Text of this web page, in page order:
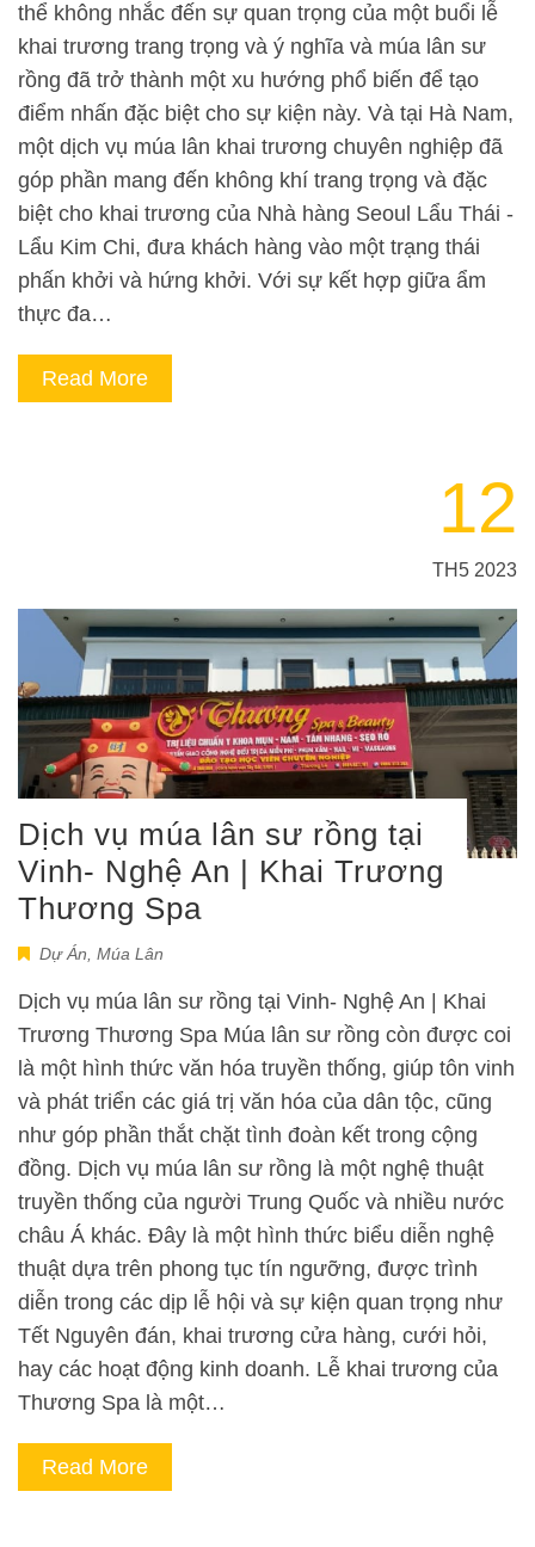
thể không nhắc đến sự quan trọng của một buổi lễ
khai trương trang trọng và ý nghĩa và múa lân sư
rồng đã trở thành một xu hướng phổ biến để tạo
điểm nhấn đặc biệt cho sự kiện này. Và tại Hà Nam,
một dịch vụ múa lân khai trương chuyên nghiệp đã
góp phần mang đến không khí trang trọng và đặc
biệt cho khai trương của Nhà hàng Seoul Lẩu Thái -
Lẩu Kim Chi, đưa khách hàng vào một trạng thái
phấn khởi và hứng khởi. Với sự kết hợp giữa ẩm
thực đa…
Read More
12
TH5 2023
Dịch vụ múa lân sư rồng tại
Vinh- Nghệ An | Khai Trương
Thương Spa
Dự Án Múa Lân
Dịch vụ múa lân sư rồng tại Vinh- Nghệ An | Khai
Trương Thương Spa Múa lân sư rồng còn được coi
là một hình thức văn hóa truyền thống, giúp tôn vinh
và phát triển các giá trị văn hóa của dân tộc, cũng
như góp phần thắt chặt tình đoàn kết trong cộng
đồng. Dịch vụ múa lân sư rồng là một nghệ thuật
truyền thống của người Trung Quốc và nhiều nước
châu Á khác. Đây là một hình thức biểu diễn nghệ
thuật dựa trên phong tục tín ngưỡng, được trình
diễn trong các dịp lễ hội và sự kiện quan trọng như
Tết Nguyên đán, khai trương cửa hàng, cưới hỏi,
hay các hoạt động kinh doanh. Lễ khai trương của
Thương Spa là một…
Read More